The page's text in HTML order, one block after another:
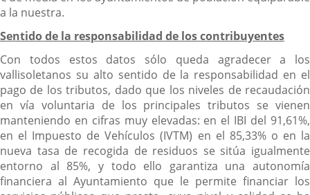
a la nuestra.
Sentido de la responsabilidad de los contribuyentes
Con todos estos datos sólo queda agradecer a los
vallisoletanos su alto sentido de la responsabilidad en el
pago de los tributos, dado que los niveles de recaudación
en vía voluntaria de los principales tributos se vienen
manteniendo en cifras muy elevadas: en el IBI del 91,61%,
en el Impuesto de Vehículos (IVTM) en el 85,33% o en la
nueva tasa de recogida de residuos se sitúa igualmente
entorno al 85%, y todo ello garantiza una autonomía
financiera al Ayuntamiento que le permite financiar los